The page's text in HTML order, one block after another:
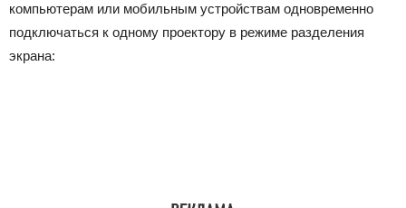
компьютерам или мобильным устройствам одновременно
подключаться к одному проектору в режиме разделения
экрана: